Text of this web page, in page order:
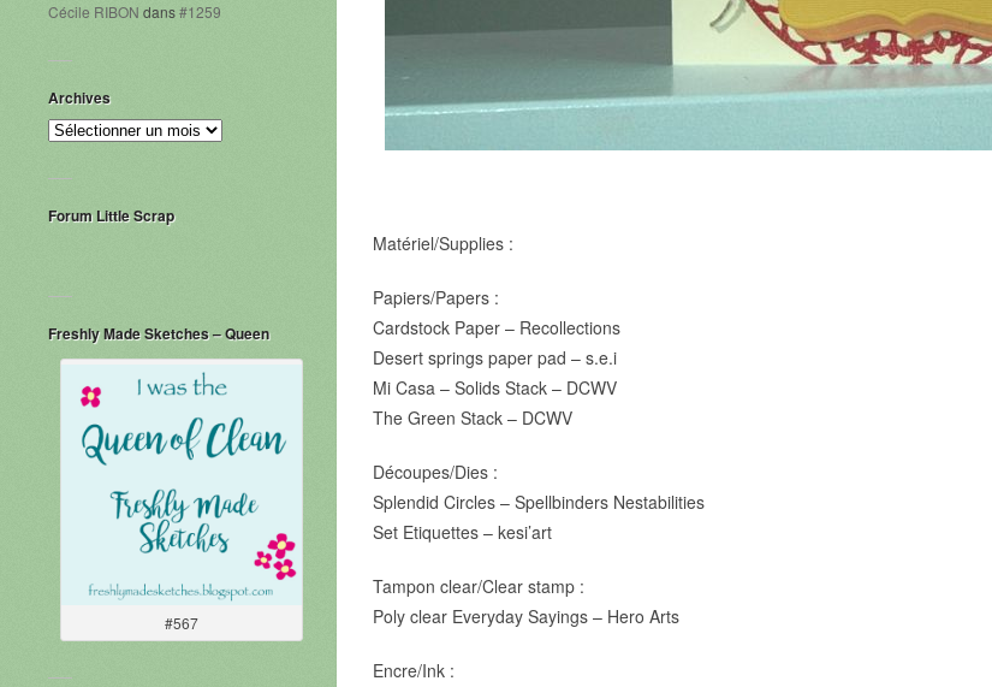
Cécile RIBON dans#1259
Archives
Archives
Forum Little Scrap
Freshly Made Sketches – Queen
#567
Matériel/Supplies :
Papiers/Papers :
Cardstock Paper – Recollections
Desert springs paper pad – s.e.i
Mi Casa – Solids Stack – DCWV
The Green Stack – DCWV
Découpes/Dies :
Splendid Circles – Spellbinders Nestabilities
Set Etiquettes – kesi’art
Tampon clear/Clear stamp :
Poly clear Everyday Sayings – Hero Arts
Encre/Ink :